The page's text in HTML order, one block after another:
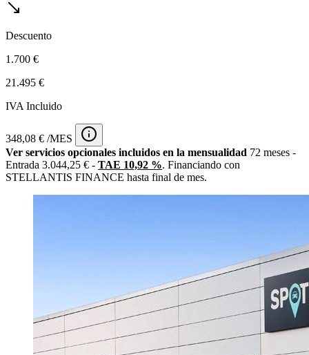
Descuento
1.700 €
21.495 €
IVA Incluido
348,08 € /MES
Ver servicios opcionales incluidos en la mensualidad 72 meses -
Entrada 3.044,25 € - TAE 10,92 %. Financiando con
STELLANTIS FINANCE hasta final de mes.